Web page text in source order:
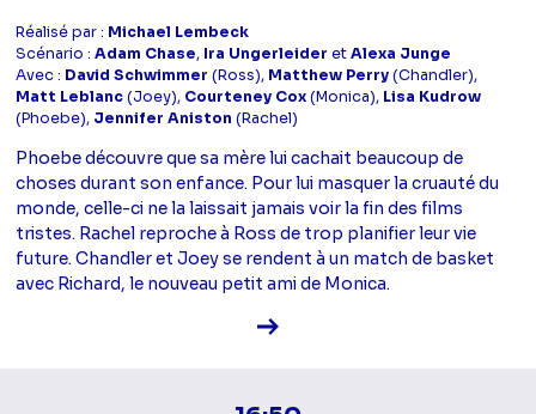
Réalisé par : Michael Lembeck
Scénario :Adam Chase, Ira Ungerleider etAlexa Junge
Avec : David Schwimmer (Ross), Matthew Perry(Chandler),
Matt Leblanc(Joey), Courteney Cox(Monica), Lisa Kudrow
(Phoebe), Jennifer Aniston (Rachel)
Phoebe découvre que sa mère lui cachait beaucoup de
choses durant son enfance. Pour lui masquer la cruauté du
monde, celle-ci ne la laissait jamais voir la fin des films
tristes. Rachel reproche à Ross de trop planifier leur vie
future. Chandler et Joey se rendent à un match de basket
avec Richard, le nouveau petit ami de Monica.
Voir la fiche diffusion